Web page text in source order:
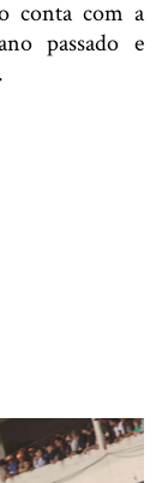
conta com a
passado e